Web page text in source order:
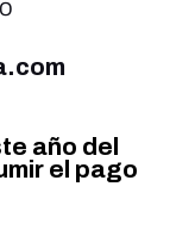
año del
el pago